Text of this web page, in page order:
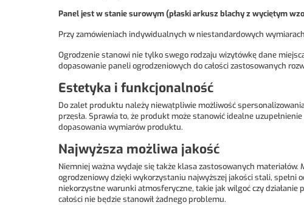
Panel jest w stanie surowym (płaski arkusz blachy z wyciętym
Przy zamówieniach indywidualnych w niestandardowych
Ogrodzenie stanowi nie tylko swego rodzaju wizytówkę dane
dopasowanie paneli ogrodzeniowych do całości zastosowanych
Estetyka i funkcjonalność
Do zalet produktu należy niewątpliwie możliwość
przęsła. Sprawia to, że produkt może stanowić idealne
dopasowania wymiarów produktu.
Najwyższa możliwa jakość
Niemniej ważna wydaje się także klasa zastosowanych
ogrodzeniowy dzięki wykorzystaniu najwyższej jakości stali,
niekorzystne warunki atmosferyczne, takie jak wilgoć czy
całości nie będzie stanowił żadnego problemu.